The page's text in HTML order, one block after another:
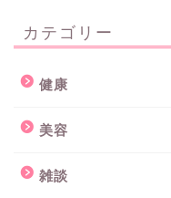
カテゴリー
健康
美容
雑談